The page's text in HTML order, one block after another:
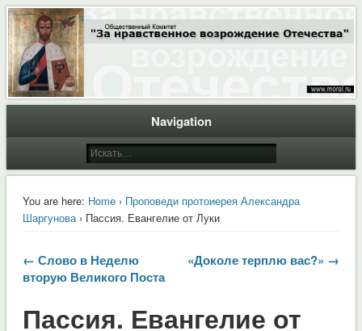
Moral.Ru
Общественный Комитет "За нравственное возрождение Отечества"
Navigation
You are here: Home› Проповеди протоиерея Александра
Шаргунова› Пассия. Евангелие от Луки
← Слово в Неделю
вторую Великого Поста
«Доколе терплю вас?» →
Пассия. Евангелие от